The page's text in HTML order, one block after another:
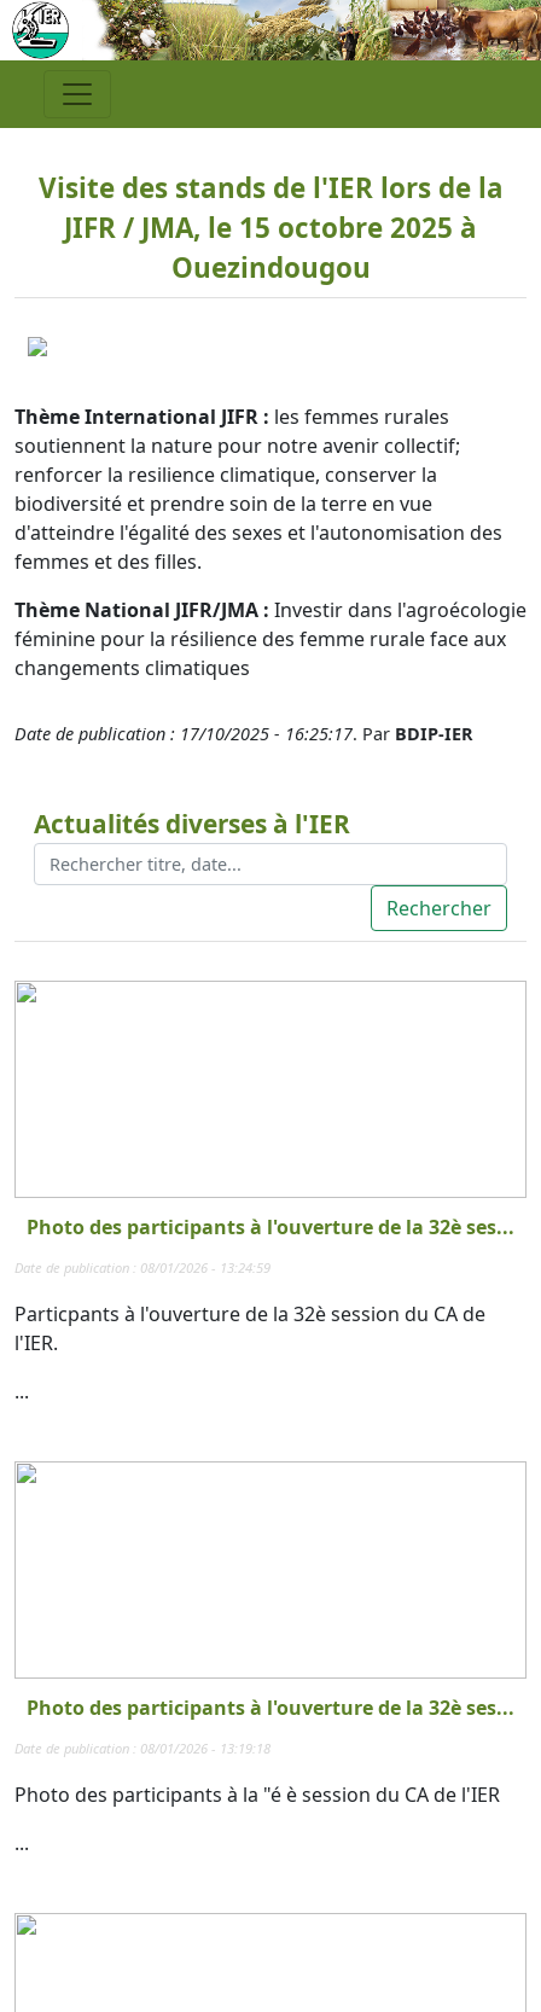
Visite des stands de l'IER lors de la
JIFR / JMA, le 15 octobre 2025 à
Ouezindougou
Thème International JIFR : les femmes rurales
soutiennent la nature pour notre avenir collectif;
renforcer la resilience climatique, conserver la
biodiversité et prendre soin de la terre en vue
d'atteindre l'égalité des sexes et l'autonomisation des
femmes et des filles.
Thème National JIFR/JMA : Investir dans l'agroécologie
féminine pour la résilience des femme rurale face aux
changements climatiques
Date de publication : 17/10/2025 - 16:25:17. Par BDIP-IER
Actualités diverses à l'IER
Photo des participants à l'ouverture de la 32è ses...
Date de publication : 08/01/2026 - 13:24:59
Particpants à l'ouverture de la 32è session du CA de
l'IER.
...
Photo des participants à l'ouverture de la 32è ses...
Date de publication : 08/01/2026 - 13:19:18
Photo des participants à la "é è session du CA de l'IER
...